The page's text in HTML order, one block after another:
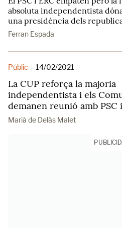
absoluta independentista
una presidència dels
Ferran Espada
Públic - 14/02/2021
La CUP reforça la majoria
independentista i els
demanen reunió amb PSC
Marià de Delàs Malet